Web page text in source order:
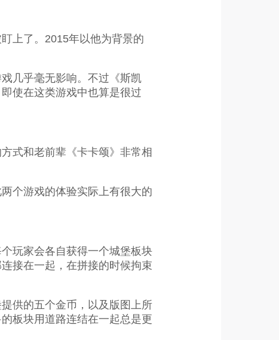
上了。2015年以他为背景的
几乎毫无影响。不过《斯凯
使在这类游戏中也算是很过
式和老前辈《卡卡颂》非常相
个游戏的体验实际上有很大的
玩家会各自获得一个城堡板块
接在一起，在拼接的时候拘束
供的五个金币，以及版图上所
板块用道路连结在一起总是更